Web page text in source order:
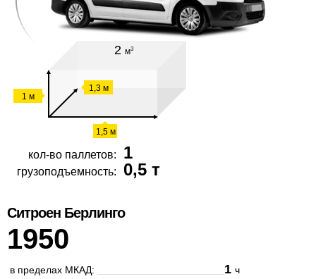
2 м3
1 м
1,3 м
1,5 м
кол-во паллетов: 1
грузоподъемность: 0,5 т
Ситроен Берлинго
1950
в пределах МКАД: 1ч